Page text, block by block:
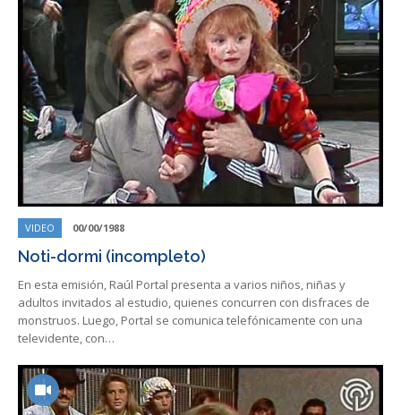
VIDEO 00/00/1988
Noti-dormi (incompleto)
En esta emisión, Raúl Portal presenta a varios niños, niñas y
adultos invitados al estudio, quienes concurren con disfraces de
monstruos. Luego, Portal se comunica telefónicamente con una
televidente, con…